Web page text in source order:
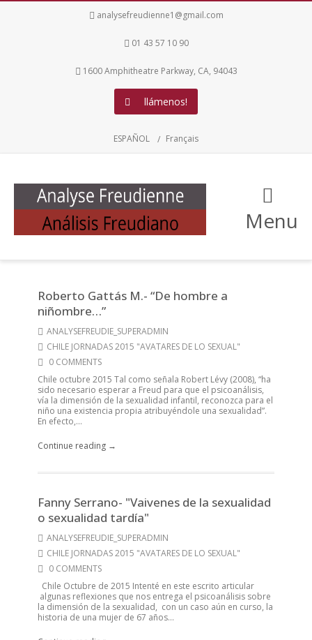
analysefreudienne1@gmail.com
01 43 57 10 90
1600 Amphitheatre Parkway, CA, 94043
llámenos!
ESPAÑOL Français
Menu
Roberto Gattás M.- “De hombre a
niñombre…”
ANALYSEFREUDIE_SUPERADMIN
CHILE JORNADAS 2015 "AVATARES DE LO SEXUAL"
0 COMMENTS
Chile octubre 2015 Tal como señala Robert Lévy (2008), “ha
sido necesario esperar a Freud para que el psicoanálisis,
vía la dimensión de la sexualidad infantil, reconozca para el
niño una existencia propia atribuyéndole una sexualidad”.
En efecto,...
Continue reading →
Fanny Serrano- "Vaivenes de la sexualidad
o sexualidad tardía"
ANALYSEFREUDIE_SUPERADMIN
CHILE JORNADAS 2015 "AVATARES DE LO SEXUAL"
0 COMMENTS
Chile Octubre de 2015 Intenté en este escrito articular
algunas reflexiones que nos entrega el psicoanálisis sobre
la dimensión de la sexualidad, con un caso aún en curso, la
historia de una mujer de 67 años...